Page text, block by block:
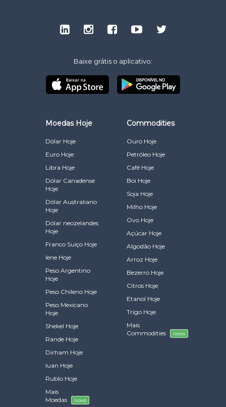
Baixe grátis o aplicativo:
Moedas Hoje
Dólar Hoje
Euro Hoje
Libra Hoje
Dólar Canadense
Hoje
Dólar Australiano
Hoje
Dólar neozelandes
Hoje
Franco Suiço Hoje
Iene Hoje
Peso Argentino
Hoje
Peso Chileno Hoje
Peso Mexicano
Hoje
Shekel Hoje
Rande Hoje
Dirham Hoje
Iuan Hoje
Rublo Hoje
Mais
Moedas
novo
Commodities
Ouro Hoje
Petróleo Hoje
Café Hoje
Boi Hoje
Soja Hoje
Milho Hoje
Ovo Hoje
Açúcar Hoje
Algodão Hoje
Arroz Hoje
Bezerro Hoje
Citros Hoje
Etanol Hoje
Trigo Hoje
Mais
Commodities
novo